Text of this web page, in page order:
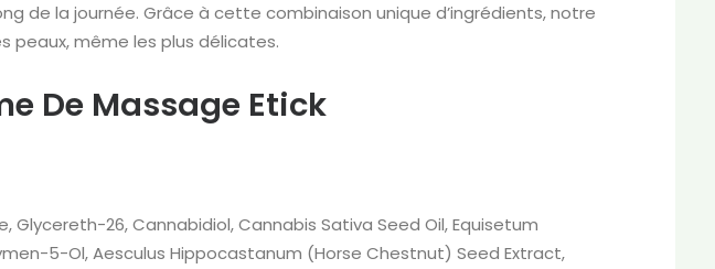
de la journée. Grâce à cette combinaison unique d’ingrédients, notre
peaux, même les plus délicates.
De Massage Etick
26, Cannabidiol, Cannabis Sativa Seed Oil, Equisetum
5-Ol, Aesculus Hippocastanum (Horse Chestnut) Seed Extract,